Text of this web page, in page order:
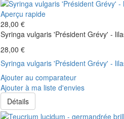
Aperçu rapide
28,00 €
Syringa vulgaris 'Président Grévy' -
28,00 €
Syringa vulgaris 'Président Grévy' -
Ajouter au comparateur
Ajouter à ma liste d'envies
Détails